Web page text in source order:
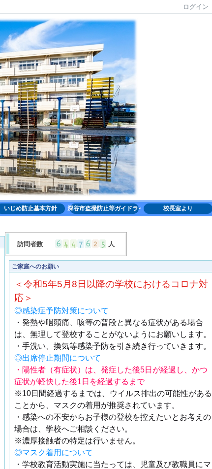
ログイン
いじめ防止基本方針 深谷市盗撮防止等ガイドライン 校長室より
訪問者数 人
ご家庭へのお願い
＜令和5年5月8日以降の学校におけるコロナ対
応＞
◎感染症予防対策について
・発熱や咽頭痛、咳等の普段と異なる症状がある場合
は、無理して登校することがないようにお願いします。
・手洗い、換気等感染予防を引き続き行っていきます。
◎出席停止期間について
・陽性者（有症状）は、発症した後5日が経過し、かつ
症状が軽快した後1日を経過するまで
※10日間経過するまでは、ウイルス排出の可能性がある
ことから、マスクの着用が推奨されています。
・感染への不安からお子様の登校を控えたいとお考えの
場合は、学校へご相談ください。
※濃厚接触者の特定は行いません。
◎マスク着用について
・学校教育活動実施に当たっては、児童及び教職員にマ